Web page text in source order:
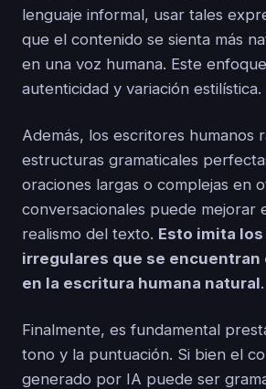
lenguaje informal, usar tales
que el contenido se sienta más
en una voz humana. Este
autenticidad y variación estilística.
Además, los escritores humanos
estructuras gramaticales
oraciones largas o complejas en
conversacionales puede mejorar
realismo del texto. Esto imita
irregulares que se encuentran
en la escritura humana natural.
Finalmente, es fundamental
tono y la puntuación. Si bien el
generado por IA puede ser